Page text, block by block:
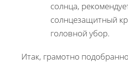
солнца,
солнцезащитный
головной убор.
Итак, грамотно